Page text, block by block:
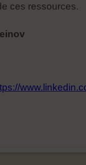
ces ressources.